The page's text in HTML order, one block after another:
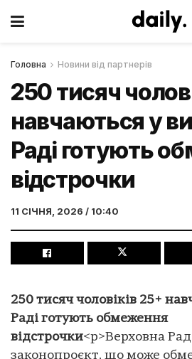
Головна Новини від партнерів
250 тисяч
навчаються у
Раді готують
відстрочки
11 СІЧНЯ, 2026 / 10:40
250 тисяч чоловіків 25+
Раді готують обмеження
відстрочки<p>Верховна
законопроєкт, що може